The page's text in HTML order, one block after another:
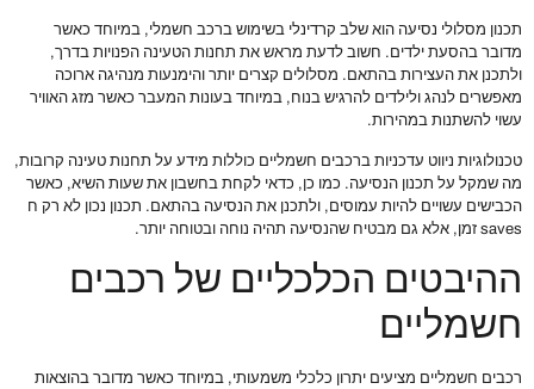
תכנון מסלולי נסיעה הוא שלב קרדינלי בשימוש ברכב חשמלי, במיוחד כאשר
מדובר בהסעת ילדים. חשוב לדעת מראש את תחנות הטעינה הפנויות בדרך,
ולתכנן את העצירות בהתאם. מסלולים קצרים יותר והימנעות מנהיגה ארוכה
מאפשרים לנהג ולילדים להרגיש בנוח, במיוחד בעונות המעבר כאשר מזג האוויר
עשוי להשתנות במהירות.
טכנולוגיות ניווט עדכניות ברכבים חשמליים כוללות מידע על תחנות טעינה קרובות,
מה שמקל על תכנון הנסיעה. כמו כן, כדאי לקחת בחשבון את שעות השיא, כאשר
הכבישים עשויים להיות עמוסים, ולתכנן את הנסיעה בהתאם. תכנון נכון לא רק ח
saves זמן, אלא גם מבטיח שהנסיעה תהיה נוחה ובטוחה יותר.
ההיבטים הכלכליים של רכבים
חשמליים
רכבים חשמליים מציעים יתרון כלכלי משמעותי, במיוחד כאשר מדובר בהוצאות